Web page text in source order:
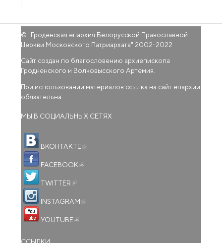
© "Гроденская епархия Белорусской Православной
Церкви Московского Патриархата" 2002-2022
Сайт создан по благословению архиепископа
Гродненского и Волковысского Артемия.
При использовании материалов ссылка на сайт епархии
обязательна.
МЫ В СОЦИАЛЬНЫХ СЕТЯХ
ВКОНТАКТЕ
FACEBOOK
TWITTER
INSTAGRAM
YOUTUBE
ССЫЛКИ